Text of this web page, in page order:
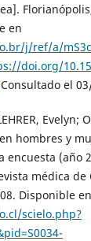
en
j/ref/a/
doi.org/
el
Evelyn;
hombres y
encuesta (año
médica de
Disponible en
scielo.php?